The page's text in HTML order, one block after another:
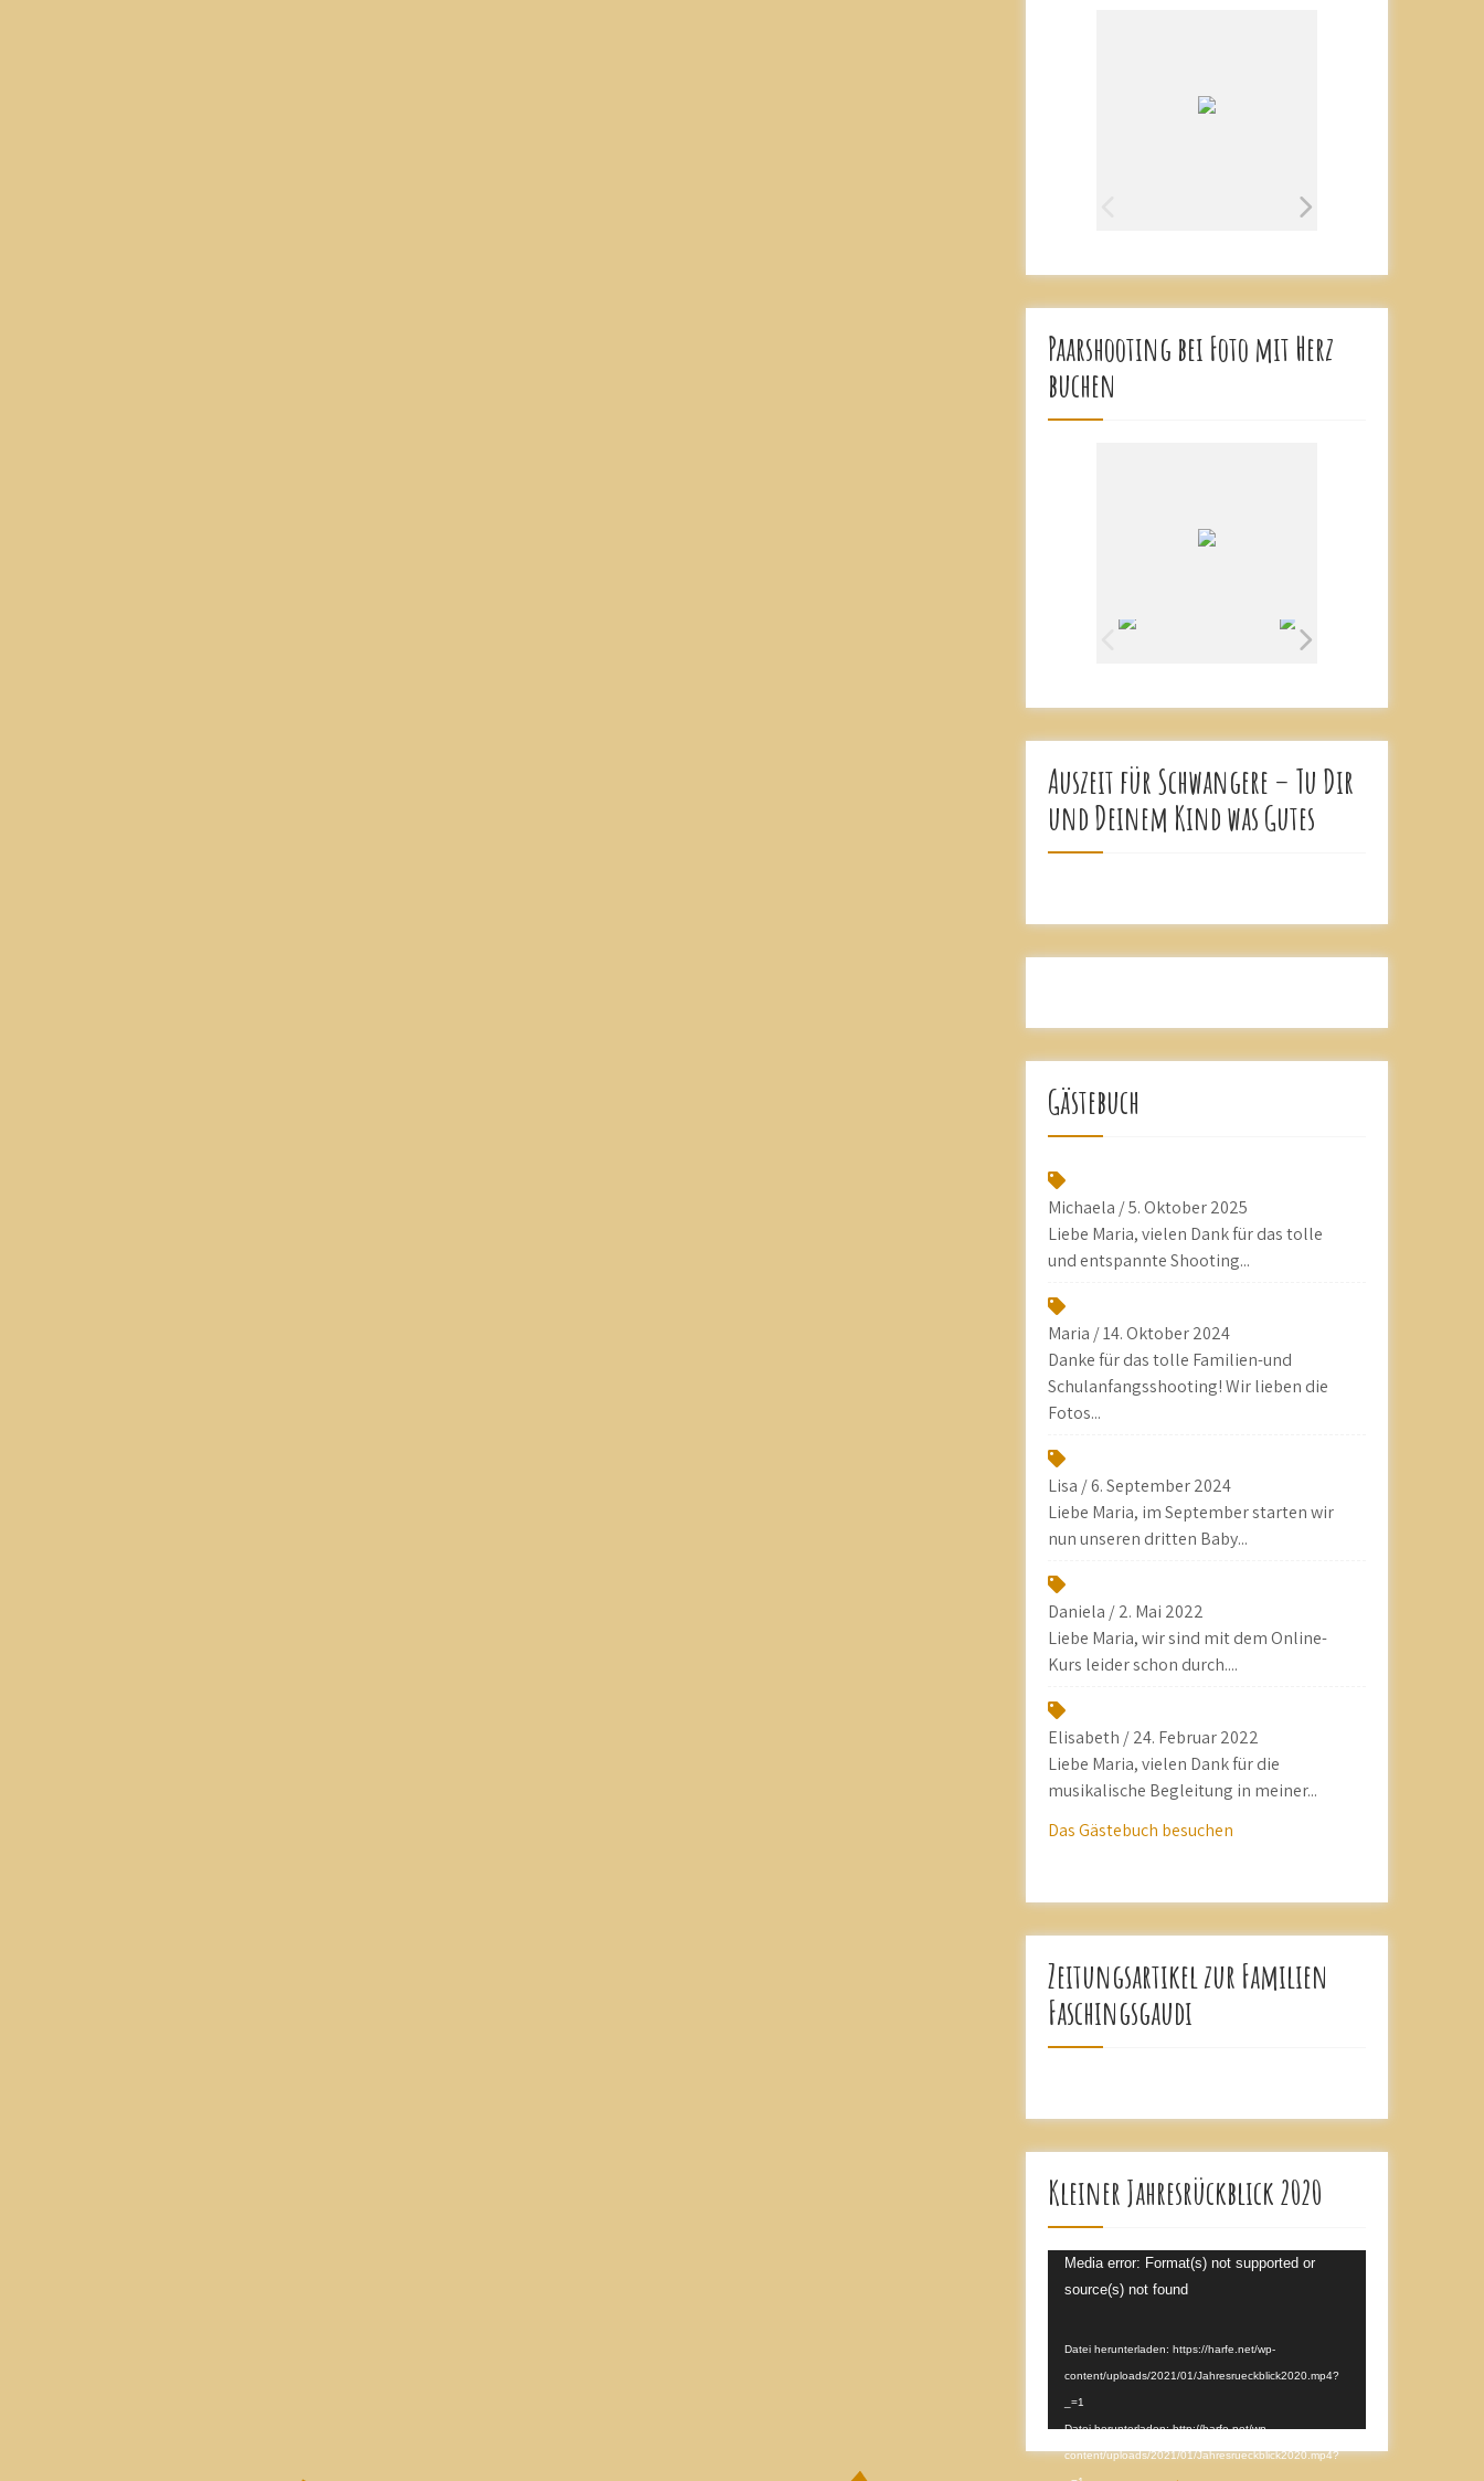
Paarshooting bei Foto mit Herz
buchen
Auszeit für Schwangere – Tu Dir
und Deinem Kind was Gutes
Gästebuch
Michaela /5. Oktober 2025
Liebe Maria, vielen Dank für das tolle
und entspannte Shooting...
Maria /14. Oktober 2024
Danke für das tolle Familien-und
Schulanfangsshooting! Wir lieben die
Fotos...
Lisa /6. September 2024
Liebe Maria, im September starten wir
nun unseren dritten Baby...
Daniela /2. Mai 2022
Liebe Maria, wir sind mit dem Online-
Kurs leider schon durch....
Elisabeth /24. Februar 2022
Liebe Maria, vielen Dank für die
musikalische Begleitung in meiner...
Das Gästebuch besuchen
Zeitungsartikel zur Familien
Faschingsgaudi
Kleiner Jahresrückblick 2020
Video-
Player
Media error: Format(s) not supported or
source(s) not found
Datei herunterladen: https://harfe.net/wp-
content/uploads/2021/01/Jahresrueckblick2020.mp4?
_=1
Datei herunterladen: http://harfe.net/wp-
content/uploads/2021/01/Jahresrueckblick2020.mp4?